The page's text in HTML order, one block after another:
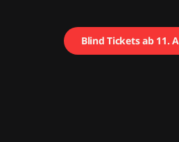
Blind Tickets ab 11.